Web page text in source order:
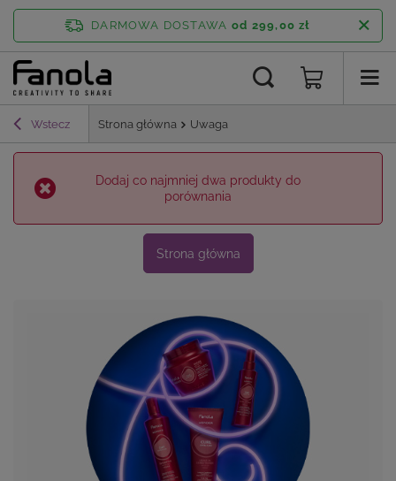
DARMOWA DOSTAWA od 299,00 zł
Wstecz Strona główna Uwaga
Dodaj co najmniej dwa produkty do
porównania
Strona główna